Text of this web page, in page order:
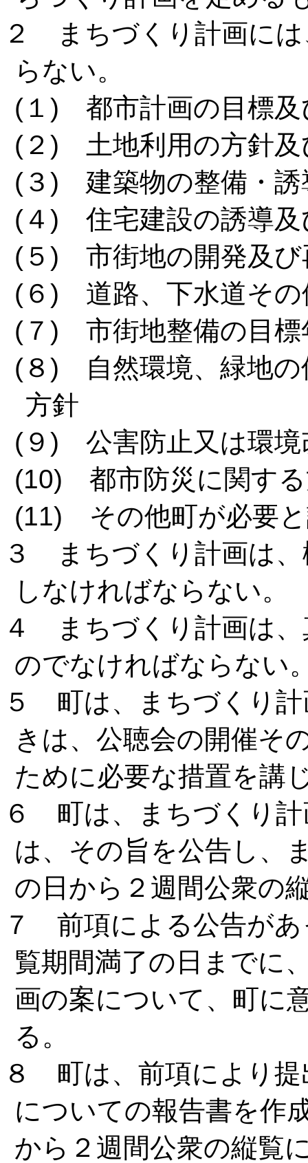
２ まちづくり計画に
らない。
(１) 都市計画の目標及
(２) 土地利用の方針及
(３) 建築物の整備・誘
(４) 住宅建設の誘導及
(５) 市街地の開発及び
(６) 道路、下水道その
(７) 市街地整備の目標
(８) 自然環境、緑地の
方針
(９) 公害防止又は環境
(10) 都市防災に関す
(11) その他町が必要
３ まちづくり計画は、
しなければならない。
４ まちづくり計画は、
のでなければならない
５ 町は、まちづくり計
きは、公聴会の開催そ
ために必要な措置を講
６ 町は、まちづくり
は、その旨を公告し、
の日から２週間公衆の
７ 前項による公告があ
覧期間満了の日までに
画の案について、町に
る。
８ 町は、前項により提
についての報告書を作
から２週間公衆の縦覧